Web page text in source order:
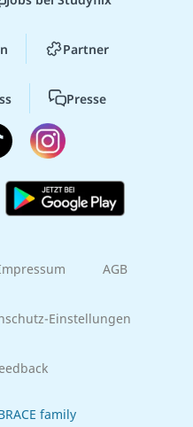
Partner
Presse
AGB
Einstellungen
family